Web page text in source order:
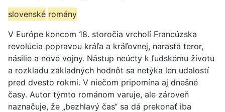
slovenské romány
V Európe koncom 18. storočia vrcholí Francúzska
revolúcia popravou kráľa a kráľovnej, narastá teror,
násilie a nové vojny. Nástup neúcty k ľudskému životu
a rozkladu základných hodnôt sa netýka len udalostí
pred dvesto rokmi. V niečom pripomína aj dnešné
časy. Autor týmto románom varuje, ale zároveň
naznačuje, že „bezhlavý čas“ sa dá prekonať iba